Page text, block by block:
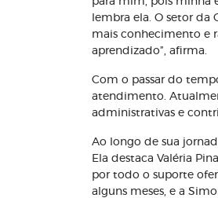
lembra ela. O setor
mais conhecimento e
aprendizado”, afirma.
Com o passar do
atendimento.
administrativas e
Ao longo de sua
Ela destaca Valéria
por todo o suporte
alguns meses, e a